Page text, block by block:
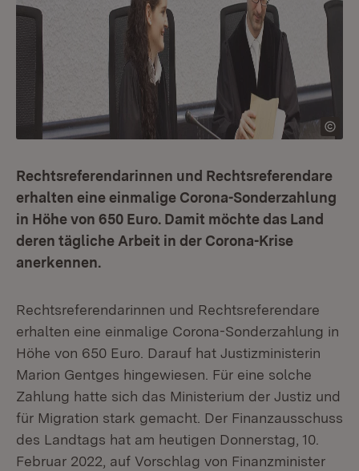
Rechtsreferendarinnen und Rechtsreferendare
erhalten eine einmalige Corona-Sonderzahlung
in Höhe von 650 Euro. Damit möchte das Land
deren tägliche Arbeit in der Corona-Krise
anerkennen.
Rechtsreferendarinnen und Rechtsreferendare
erhalten eine einmalige Corona-Sonderzahlung in
Höhe von 650 Euro. Darauf hat Justizministerin
Marion Gentges hingewiesen. Für eine solche
Zahlung hatte sich das Ministerium der Justiz und
für Migration stark gemacht. Der Finanzausschuss
des Landtags hat am heutigen Donnerstag, 10.
Februar 2022, auf Vorschlag von Finanzminister